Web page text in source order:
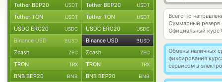
Всего по
Суммарный резерв
Официальный курс
Обмены наличных
фиксирования
сервисом в
Tether BEP20 USDT Tether BEP20 USDT
Tether TON USDT Tether TON USDT
USDC ERC20 USDC USDC ERC20 USDC
Binance USD BUSD Binance USD BUSD
Zcash ZEC Zcash ZEC
TRON TRX TRON TRX
BNB BEP20 BNB BNB BEP20 BNB